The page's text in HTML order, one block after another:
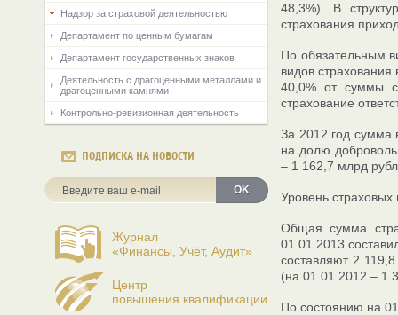
Надзор за страховой деятельностью
Департамент по ценным бумагам
Департамент государственных знаков
Деятельность с драгоценными металлами и
драгоценными камнями
Контрольно-ревизионная деятельность
ПОДПИСКА НА НОВОСТИ
OK
Журнал
«Финансы, Учёт, Аудит»
Центр
повышения квалификации
48,3%). В
страхования
По обязательным
видов
40,0% от суммы
страхование
За 2012 год сумма
на долю
– 1 162,7 млрд
Уровень
Общая сумма
01.01.2013
составляют 2
(на 01.01.2012 – 1
По состоянию на